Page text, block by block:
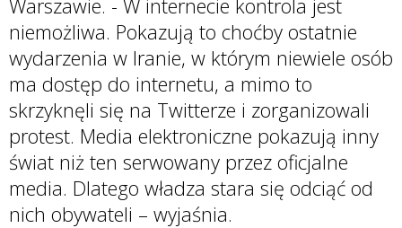
Warszawie. - W internecie kontrola jest
niemożliwa. Pokazują to choćby ostatnie
wydarzenia w Iranie, w którym niewiele osób
ma dostęp do internetu, a mimo to
skrzyknęli się na Twitterze i zorganizowali
protest. Media elektroniczne pokazują inny
świat niż ten serwowany przez oficjalne
media. Dlatego władza stara się odciąć od
nich obywateli – wyjaśnia.